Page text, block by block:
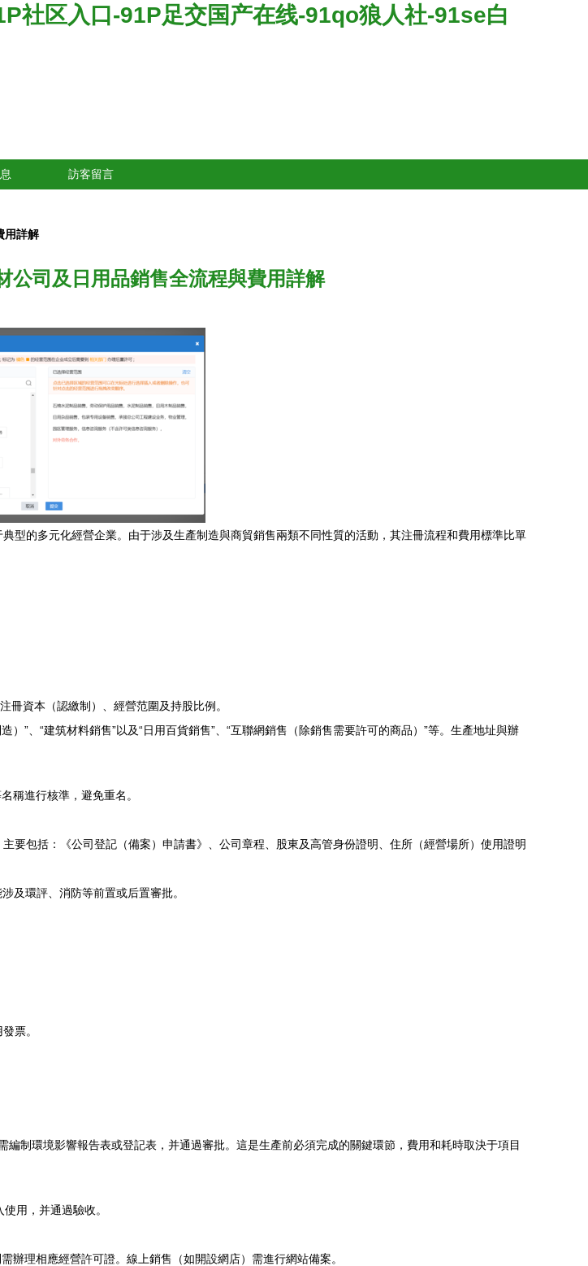
社区入口-91P足交国产在线-91qo狼人社-91se白
訪客留言
用詳解
公司及日用品銷售全流程與費用詳解
型的多元化經營企業。由于涉及生產制造與商貿銷售兩類不同性質的活動，其注冊流程和費用標準比單
冊資本（認繳制）、經營范圍及持股比例。
”、“建筑材料銷售”以及“日用百貨銷售”、“互聯網銷售（除銷售需要許可的商品）”等。生產地址與辦
稱進行核準，避免重名。
要包括：《公司登記（備案）申請書》、公司章程、股東及高管身份證明、住所（經營場所）使用證明
及環評、消防等前置或后置審批。
票。
制環境影響報告表或登記表，并通過審批。這是生產前必須完成的關鍵環節，費用和耗時取決于項目
用，并通過驗收。
辦理相應經營許可證。線上銷售（如開設網店）需進行網站備案。